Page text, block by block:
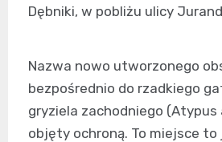
Dębniki, w pobliżu ulicy
Nazwa nowo utworzonego
bezpośrednio do rzadkiego
gryziela zachodniego
objęty ochroną. To miejsce